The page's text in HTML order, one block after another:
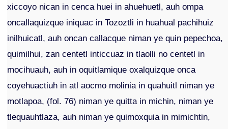
xiccoyo nican in cenca huei in ahuehuetl, auh ompa
oncallaquizque iniquac in Tozoztli in huahual pachihuiz
inilhuicatl, auh oncan callacque niman ye quin pepechoa,
quimilhui, zan centetl inticcuaz in tlaolli no centetl in
mocihuauh, auh in oquitlamique oxalquizque onca
coyehuactiuh in atl aocmo molinia in quahuitl niman ye
motlapoa, (fol. 76) niman ye quitta in michin, niman ye
tlequauhtlaza, auh niman ye quimoxquia in mimichtin,